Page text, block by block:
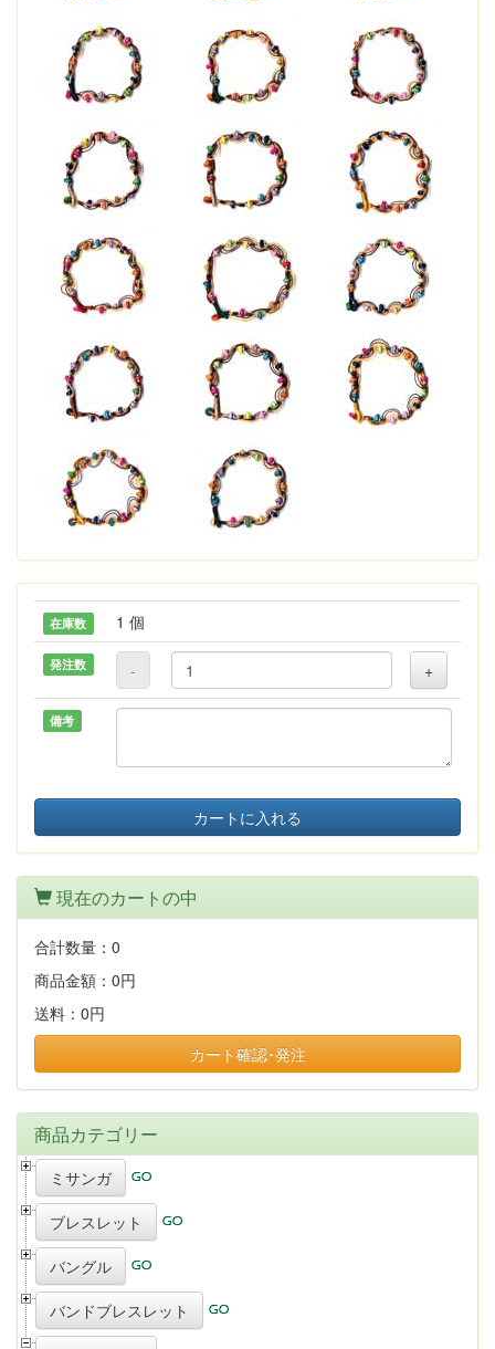
在庫数 1 個
発注数 - +
備考
カートに入れる
現在のカートの中
合計数量： 0
商品金額： 0円
送料： 0円
カート確認･発注
商品カテゴリー
ミサンガ
ブレスレット
バングル
バンドブレスレット